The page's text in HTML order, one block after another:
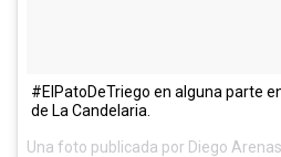
#ElPatoDeTriego en alguna parte
de La Candelaria.
Una foto publicada por Diego